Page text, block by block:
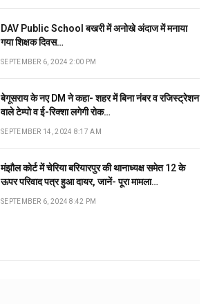
DAV Public School बखरी में अनोखे अंदाज में मनाया
गया शिक्षक दिवस…
SEPTEMBER 6, 2024 2:00 PM
बेगूसराय के नए DM ने कहा- शहर में बिना नंबर व रजिस्ट्रेशन
वाले टेम्पो व ई-रिक्शा लगेगी रोक…
SEPTEMBER 14, 2024 8:17 AM
मंझौल कोर्ट में चेरिया बरियारपुर की थानाध्यक्ष समेत 12 के
ऊपर परिवाद पत्र हुआ दायर, जानें- पूरा मामला…
SEPTEMBER 6, 2024 8:42 PM